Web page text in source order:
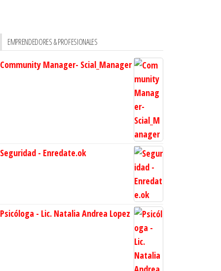
EMPRENDEDORES & PROFESIONALES
Community Manager- Scial_Manager
Seguridad - Enredate.ok
Psicóloga - Lic. Natalia Andrea Lopez